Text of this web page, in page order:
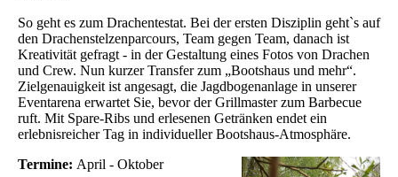
So geht es zum Drachentestat. Bei der ersten Disziplin geht`s auf
den Drachenstelzenparcours, Team gegen Team, danach ist
Kreativität gefragt - in der Gestaltung eines Fotos von Drachen
und Crew. Nun kurzer Transfer zum „Bootshaus und mehr“.
Zielgenauigkeit ist angesagt, die Jagdbogenanlage in unserer
Eventarena erwartet Sie, bevor der Grillmaster zum Barbecue
ruft. Mit Spare-Ribs und erlesenen Getränken endet ein
erlebnisreicher Tag in individueller Bootshaus-Atmosphäre.
Termine: April - Oktober